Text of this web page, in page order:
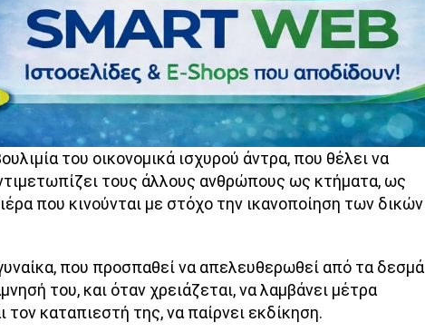
του οικονομικά ισχυρού άντρα, που θέλει να
τους άλλους ανθρώπους ως κτήματα, ως
που κινούνται με στόχο την ικανοποίηση των δικών
που προσπαθεί να απελευθερωθεί από τα δεσμά
του, και όταν χρειάζεται, να λαμβάνει μέτρα
τον καταπιεστή της, να παίρνει εκδίκηση.